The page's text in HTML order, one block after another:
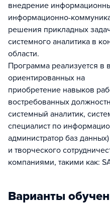
внедрение
информационно-
решения прикладных
системного аналитика в
области.
Программа реализуется в
ориентированных на
приобретение навыков
востребованных
системный аналитик,
специалист по
администратор баз
и творческого
компаниями, такими как:
Варианты